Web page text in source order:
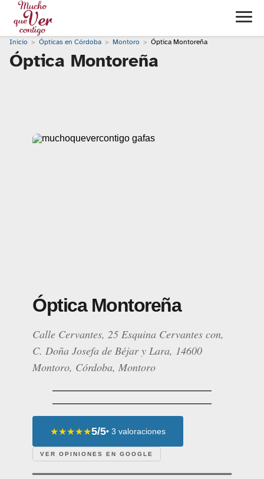
Inicio Ópticas en Córdoba Montoro Óptica Montoreña
Óptica Montoreña
Óptica Montoreña
Calle Cervantes, 25 Esquina Cervantes con,
C. Doña Josefa de Béjar y Lara, 14600
Montoro, Córdoba, Montoro
★★★★★5/5• 3 valoraciones
VER OPINIONES EN GOOGLE